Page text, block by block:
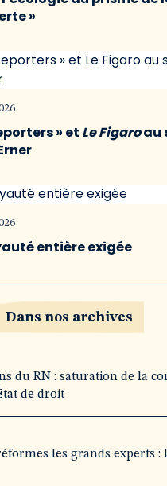
»
» et Le Figaroau
entière exigée
Dans nos archives
du RN : saturation de la
de droit
les grands experts :